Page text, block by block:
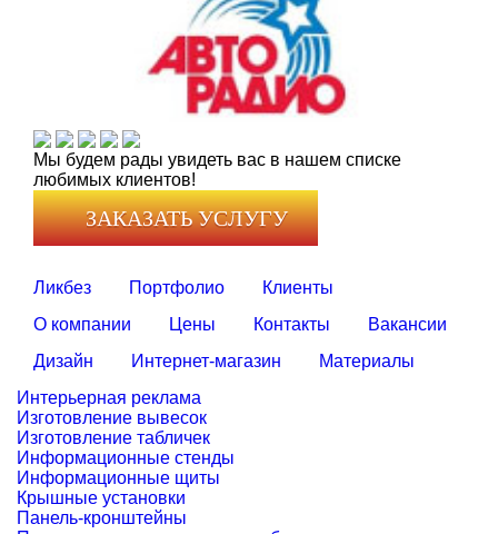
Мы будем рады увидеть вас в нашем списке
любимых клиентов!
ЗАКАЗАТЬ УСЛУГУ
Ликбез Портфолио
Клиенты
О компании
Цены Контакты
Вакансии
Дизайн
Интернет-магазин
Материалы
Интерьерная реклама
Изготовление вывесок
Изготовление табличек
Информационные стенды
Информационные щиты
Крышные установки
Панель-кронштейны